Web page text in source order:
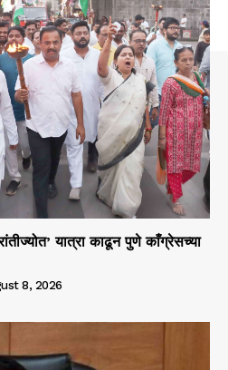
यात्रा काढून पुणे काँग्रेसच्या
8, 2026